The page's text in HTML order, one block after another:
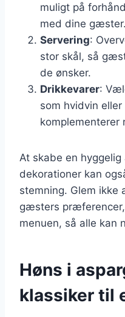
muligt på
med dine gæster.
Servering:
stor skål, så
de ønsker.
Drikkevarer:
som hvidvin
komplementerer
At skabe en
dekorationer kan
stemning. Glem ikke
gæsters
menuen, så alle kan
Høns i
klassiker til